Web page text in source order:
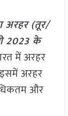
(तूर/
2023के
में अरहर
अरहर
और